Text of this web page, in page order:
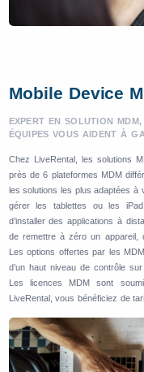
Mobile Device
EXPERT EN SOLUTION
ÉQUIPES VOUS AIDENT À
Chez LiveRental, les solutions
près de 6 plateformes MDM
les solutions les plus adaptées
gérer les tablettes ou les
d’installer des applications à
de remettre à zéro un appareil,
Les options offertes par les
d’un haut niveau de contrôle
Les licences MDM sont
LiveRental, vous bénéficiez de